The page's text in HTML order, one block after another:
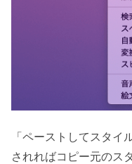
「ペーストしてスタ
されればコピー元のス